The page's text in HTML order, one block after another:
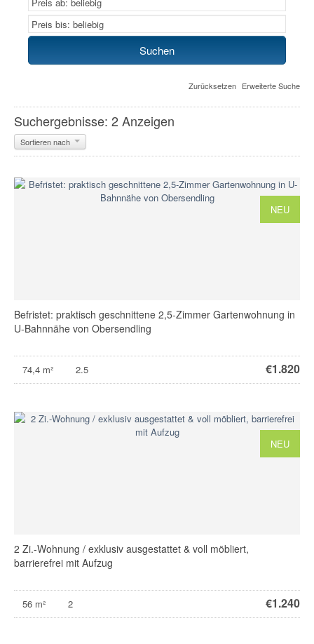
Zurücksetzen Erweiterte Suche
Suchergebnisse: 2 Anzeigen
Sortieren nach
NEU
Befristet: praktisch geschnittene 2,5-Zimmer Gartenwohnung in
U-Bahnnähe von Obersendling
74,4 m² 2.5 €1.820
NEU
2 Zi.-Wohnung / exklusiv ausgestattet & voll möbliert,
barrierefrei mit Aufzug
56 m² 2 €1.240